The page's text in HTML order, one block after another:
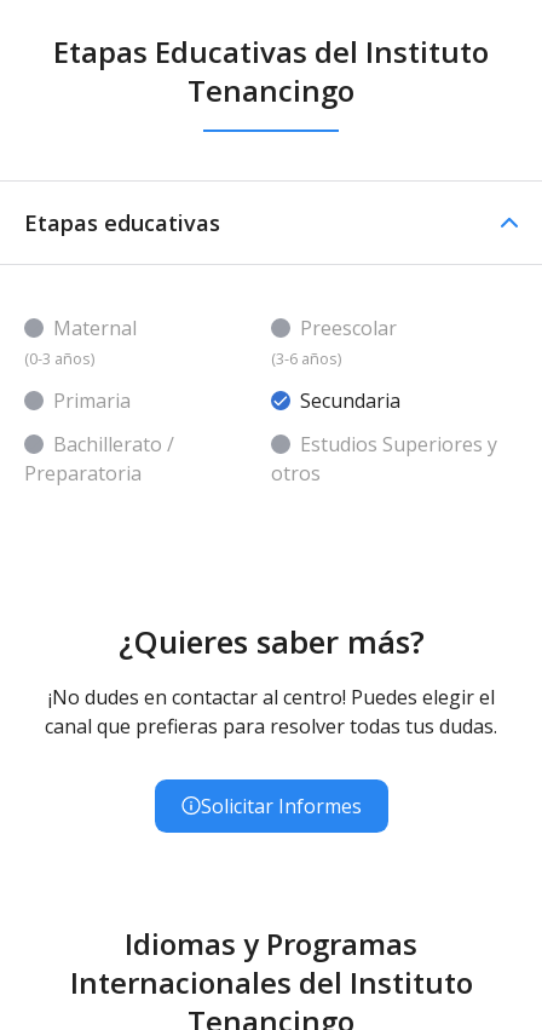
Etapas Educativas del Instituto
Tenancingo
Etapas educativas
Maternal
(0-3 años)
Preescolar
(3-6 años)
Primaria
Secundaria
Bachillerato /
Preparatoria
Estudios Superiores y
otros
¿Quieres saber más?
¡No dudes en contactar al centro! Puedes elegir el
canal que prefieras para resolver todas tus dudas.
Solicitar Informes
Idiomas y Programas
Internacionales del Instituto
Tenancingo